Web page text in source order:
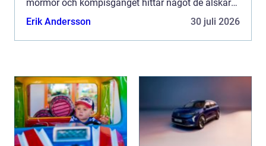
mormor och kompisgänget hittar något de älskar
på dansgolvet. När musik, ljud och ljus samspelar
Erik Andersson 30 juli 2026